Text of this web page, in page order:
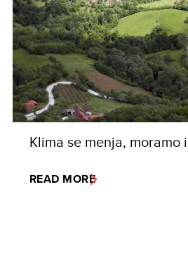
Klima se menja, moramo
READ MORE